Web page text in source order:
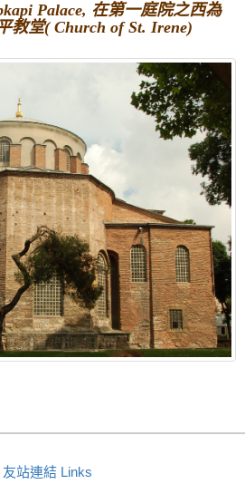
Palace, 在第一庭院之西為
教堂( Church of St. Irene)
友站連結 Links